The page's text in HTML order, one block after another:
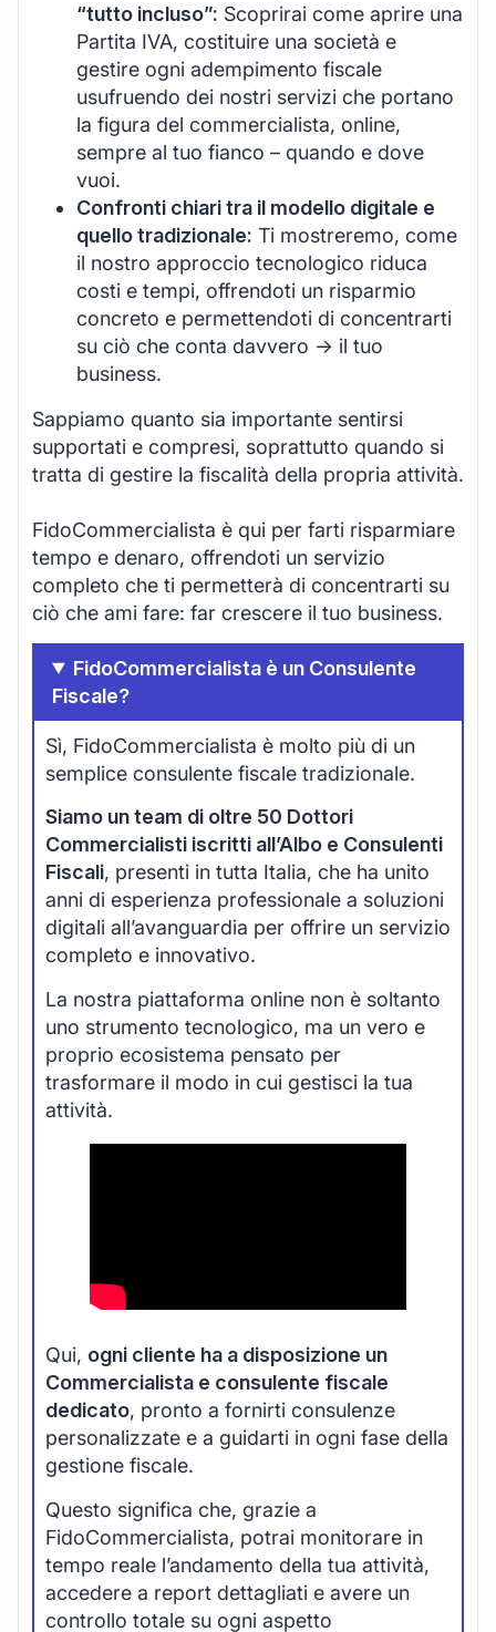
“tutto incluso”: Scoprirai come aprire una
Partita IVA, costituire una società e
gestire ogni adempimento fiscale
usufruendo dei nostri servizi che portano
la figura del commercialista, online,
sempre al tuo fianco – quando e dove
vuoi.
Confronti chiari tra il modello digitale e
quello tradizionale: Ti mostreremo, come
il nostro approccio tecnologico riduca
costi e tempi, offrendoti un risparmio
concreto e permettendoti di concentrarti
su ciò che conta davvero -> il tuo
business.
Sappiamo quanto sia importante sentirsi
supportati e compresi, soprattutto quando si
tratta di gestire la fiscalità della propria attività.
FidoCommercialista è qui per farti risparmiare
tempo e denaro, offrendoti un servizio
completo che ti permetterà di concentrarti su
ciò che ami fare: far crescere il tuo business.
FidoCommercialista è un Consulente
Fiscale?
Sì, FidoCommercialista è molto più di un
semplice consulente fiscale tradizionale.
Siamo un team di oltre 50 Dottori
Commercialisti iscritti all’Albo e Consulenti
Fiscali, presenti in tutta Italia, che ha unito
anni di esperienza professionale a soluzioni
digitali all’avanguardia per offrire un servizio
completo e innovativo.
La nostra piattaforma online non è soltanto
uno strumento tecnologico, ma un vero e
proprio ecosistema pensato per
trasformare il modo in cui gestisci la tua
attività.
Qui, ogni cliente ha a disposizione un
Commercialista e consulente fiscale
dedicato, pronto a fornirti consulenze
personalizzate e a guidarti in ogni fase della
gestione fiscale.
Questo significa che, grazie a
FidoCommercialista, potrai monitorare in
tempo reale l’andamento della tua attività,
accedere a report dettagliati e avere un
controllo totale su ogni aspetto